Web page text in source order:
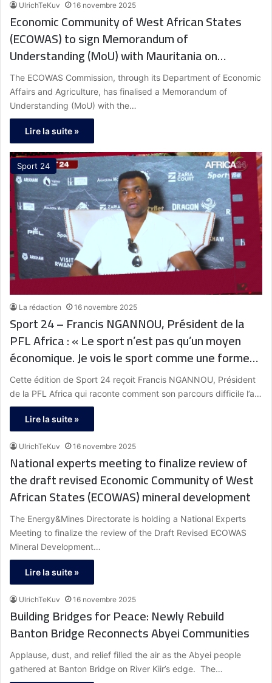
UlrichTeKuv 16 novembre 2025
Economic Community of West African States
(ECOWAS) to sign Memorandum of
Understanding (MoU) with Mauritania on
harmonising and improving statistics in west and
central Africa
The ECOWAS Commission, through its Department of Economic
Affairs and Agriculture, has finalised a Memorandum of
Understanding (MoU) with the…
Lire la suite »
Sport 24
La rédaction 16 novembre 2025
Sport 24 – Francis NGANNOU, Président de la
PFL Africa : « Le sport n’est pas qu’un moyen
économique. Je vois le sport comme une forme
d’éducation. »
Cette édition de Sport 24 reçoit Francis NGANNOU, Président
de la PFL Africa qui raconte comment son parcours difficile l’a…
Lire la suite »
UlrichTeKuv 16 novembre 2025
National experts meeting to finalize review of
the draft revised Economic Community of West
African States (ECOWAS) mineral development
The Energy&Mines Directorate is holding a National Experts
Meeting to finalize the review of the Draft Revised ECOWAS
Mineral Development…
Lire la suite »
UlrichTeKuv 16 novembre 2025
Building Bridges for Peace: Newly Rebuild
Banton Bridge Reconnects Abyei Communities
Applause, dust, and relief filled the air as the Abyei people
gathered at Banton Bridge on River Kiir’s edge. The…